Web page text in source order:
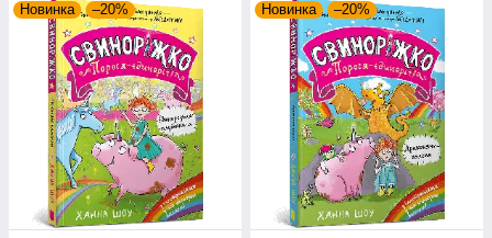
Новинка –20% Новинка –20%